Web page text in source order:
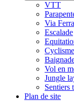
VTT
Via
Escalade
Cyclisme
Vol en
Jungle
Sentiers
Plan de site